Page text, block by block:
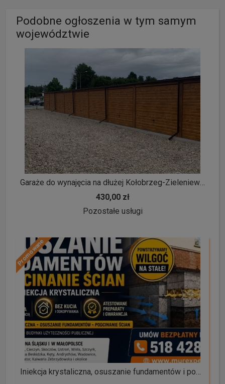
Podobne ogłoszenia w tym samym
województwie
430,00 zł
Pozostałe usługi
Promowane